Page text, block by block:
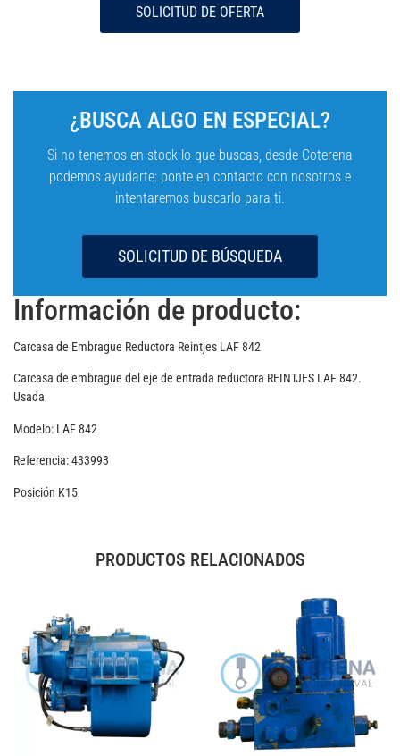
SOLICITUD DE OFERTA
¿BUSCA ALGO EN ESPECIAL?
Si no tenemos en stock lo que buscas, desde Coterena
podemos ayudarte: ponte en contacto con nosotros e
intentaremos buscarlo para ti.
SOLICITUD DE BÚSQUEDA
Información de producto:
Carcasa de Embrague Reductora Reintjes LAF 842
Carcasa de embrague del eje de entrada reductora REINTJES LAF 842.
Usada
Modelo: LAF 842
Referencia: 433993
Posición K15
PRODUCTOS RELACIONADOS